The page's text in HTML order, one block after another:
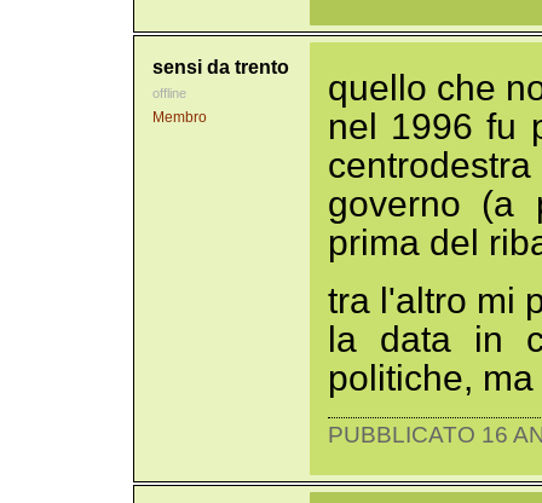
sensi da trento
offline
Membro
quello che
nel 1996 fu
governo (a
prima del
tra l'altro mi
la data in
politiche,
PUBBLICATO 16